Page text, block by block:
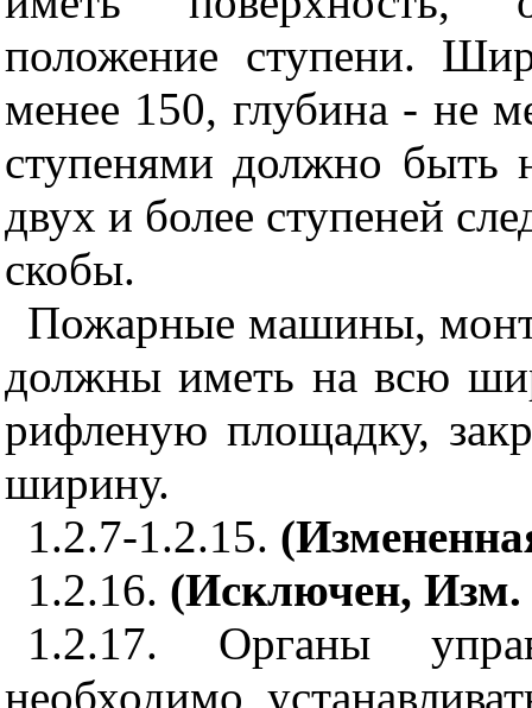
положение ступени.
менее 150, глубина - не
ступенями должно
двух и более ступеней
скобы.
Пожарные машины,
должны иметь на всю
рифленую площадку,
ширину.
1.2.7-1.2.15.
1.2.16. (Исключен,
1.2.17. Органы
необходимо